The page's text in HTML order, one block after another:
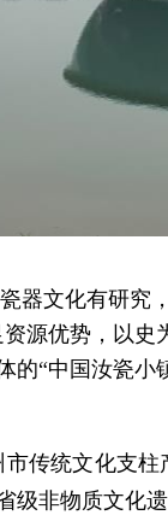
器文化有研究
源优势，以史
的“中国汝瓷小
传统文化支
级非物质文化